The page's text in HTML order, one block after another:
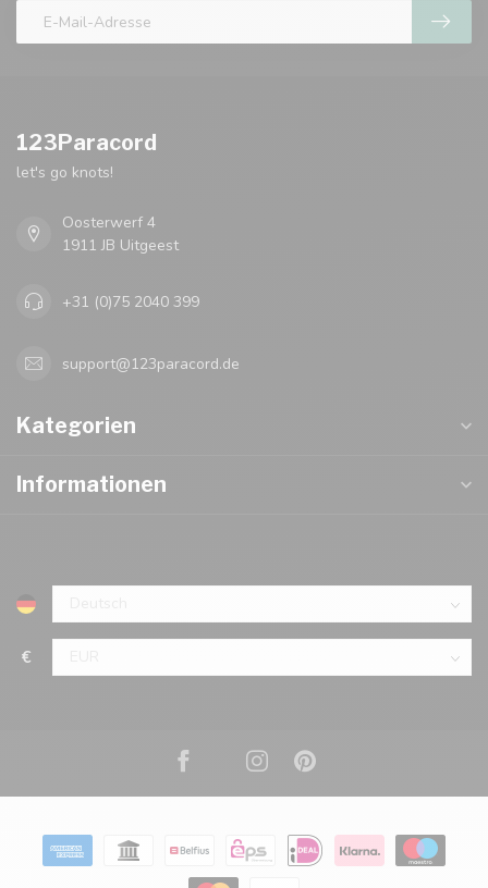
123Paracord
let's go knots!
Oosterwerf 4
1911 JB Uitgeest
+31 (0)75 2040 399
support@123paracord.de
Kategorien
Informationen
€